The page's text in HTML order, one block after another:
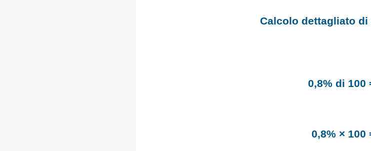
Calcolo dettagliato di
0,8% di 100
0,8% × 100